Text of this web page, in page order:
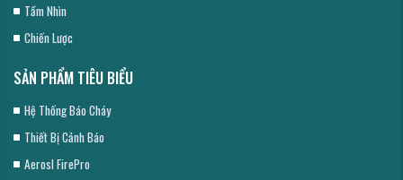
Tầm Nhìn
Chiến Lược
SẢN PHẨM TIÊU BIỂU
Hệ Thống Báo Cháy
Thiết Bị Cảnh Báo
Aerosl FirePro